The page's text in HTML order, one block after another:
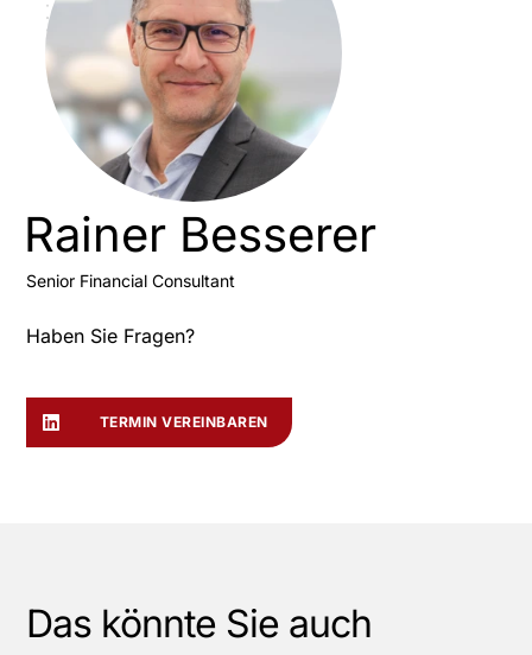
Rainer Besserer
Senior Financial Consultant
Haben Sie Fragen?
TERMIN VEREINBAREN
Das könnte Sie auch